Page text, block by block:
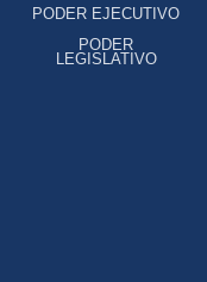
PODER EJECUTIVO
PODER
LEGISLATIVO